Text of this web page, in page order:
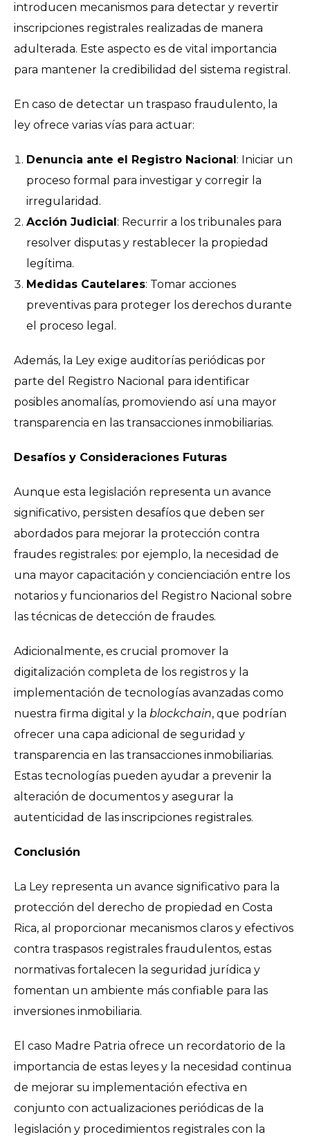
introducen mecanismos para detectar y revertir
inscripciones registrales realizadas de manera
adulterada. Este aspecto es de vital importancia
para mantener la credibilidad del sistema registral.
En caso de detectar un traspaso fraudulento, la
ley ofrece varias vías para actuar:
Denuncia ante el Registro Nacional: Iniciar un
proceso formal para investigar y corregir la
irregularidad.
Acción Judicial: Recurrir a los tribunales para
resolver disputas y restablecer la propiedad
legítima.
Medidas Cautelares: Tomar acciones
preventivas para proteger los derechos durante
el proceso legal.
Además, la Ley exige auditorías periódicas por
parte del Registro Nacional para identificar
posibles anomalías, promoviendo así una mayor
transparencia en las transacciones inmobiliarias.
Desafíos y Consideraciones Futuras
Aunque esta legislación representa un avance
significativo, persisten desafíos que deben ser
abordados para mejorar la protección contra
fraudes registrales: por ejemplo, la necesidad de
una mayor capacitación y concienciación entre los
notarios y funcionarios del Registro Nacional sobre
las técnicas de detección de fraudes.
Adicionalmente, es crucial promover la
digitalización completa de los registros y la
implementación de tecnologías avanzadas como
nuestra firma digital y la blockchain, que podrían
ofrecer una capa adicional de seguridad y
transparencia en las transacciones inmobiliarias.
Estas tecnologías pueden ayudar a prevenir la
alteración de documentos y asegurar la
autenticidad de las inscripciones registrales.
Conclusión
La Ley representa un avance significativo para la
protección del derecho de propiedad en Costa
Rica, al proporcionar mecanismos claros y efectivos
contra traspasos registrales fraudulentos, estas
normativas fortalecen la seguridad jurídica y
fomentan un ambiente más confiable para las
inversiones inmobiliaria.
El caso Madre Patria ofrece un recordatorio de la
importancia de estas leyes y la necesidad continua
de mejorar su implementación efectiva en
conjunto con actualizaciones periódicas de la
legislación y procedimientos registrales con la